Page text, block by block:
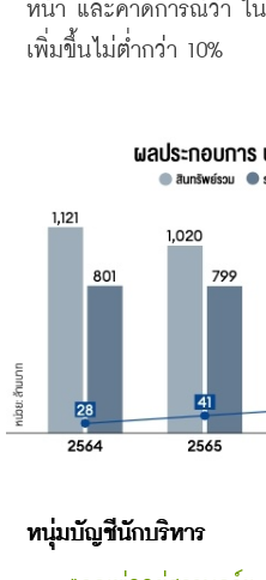
หน้า และคาดการณ์ว่า ใ
เพิ่มขึ้นไม่ต่ำกว่า 10%
หนุ่มบัญชีนักบริหาร